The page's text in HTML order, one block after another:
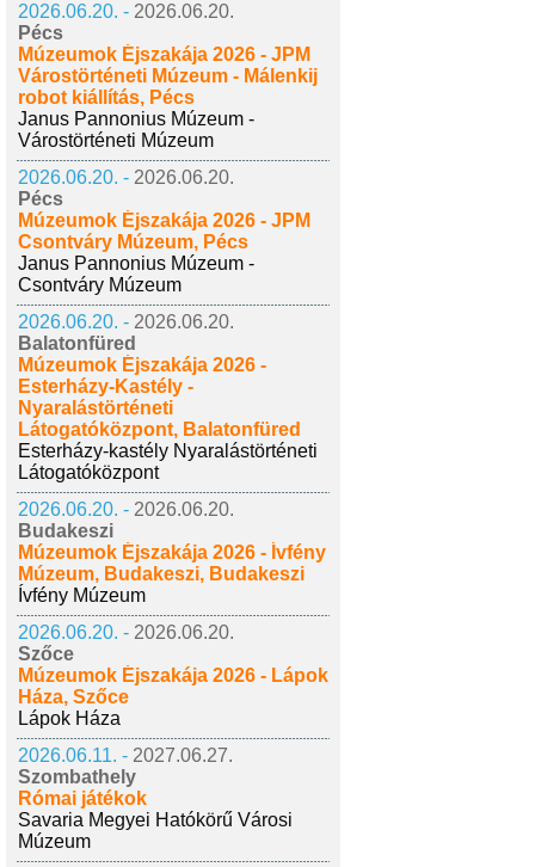
2026.06.20. - 2026.06.20.
Pécs
Múzeumok Éjszakája 2026 - JPM
Várostörténeti Múzeum - Málenkij
robot kiállítás, Pécs
Janus Pannonius Múzeum -
Várostörténeti Múzeum
2026.06.20. - 2026.06.20.
Pécs
Múzeumok Éjszakája 2026 - JPM
Csontváry Múzeum, Pécs
Janus Pannonius Múzeum -
Csontváry Múzeum
2026.06.20. - 2026.06.20.
Balatonfüred
Múzeumok Éjszakája 2026 -
Esterházy-Kastély -
Nyaralástörténeti
Látogatóközpont, Balatonfüred
Esterházy-kastély Nyaralástörténeti
Látogatóközpont
2026.06.20. - 2026.06.20.
Budakeszi
Múzeumok Éjszakája 2026 - Ívfény
Múzeum, Budakeszi, Budakeszi
Ívfény Múzeum
2026.06.20. - 2026.06.20.
Szőce
Múzeumok Éjszakája 2026 - Lápok
Háza, Szőce
Lápok Háza
2026.06.11. - 2027.06.27.
Szombathely
Római játékok
Savaria Megyei Hatókörű Városi
Múzeum